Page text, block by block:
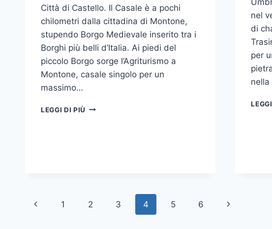
Città di Castello. Il Casale è a pochi
chilometri dalla cittadina di Montone,
stupendo Borgo Medievale inserito tra i
Borghi più belli d’Italia. Ai piedi del
piccolo Borgo sorge l’Agriturismo a
Montone, casale singolo per un
massimo…
LEGGI DI PIÙ CASALE
nel
di
per
Navigazione
Pagina
1 2 3 4 5 6
Pagina